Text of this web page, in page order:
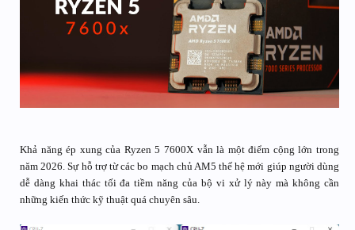
Khả năng ép xung của Ryzen 5 7600X vẫn là một điểm cộng lớn trong
năm 2026. Sự hỗ trợ từ các bo mạch chủ AM5 thế hệ mới giúp người dùng
dễ dàng khai thác tối đa tiềm năng của bộ vi xử lý này mà không cần
những kiến thức kỹ thuật quá chuyên sâu.